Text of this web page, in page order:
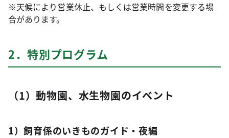
※天候により営業休止、もしくは営業時間を変更する場
合があります。
2．特別プログラム
（1）動物園、水生物園のイベント
1）飼育係のいきものガイド・夜編